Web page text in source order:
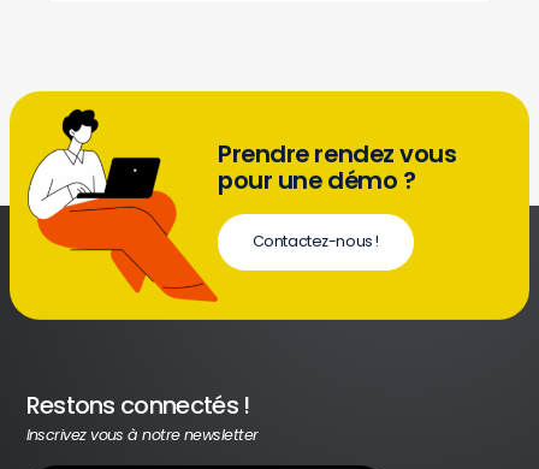
Prendre rendez vous
pour une démo ?
Contactez-nous !
Restons connectés !
Inscrivez vous à notre newsletter